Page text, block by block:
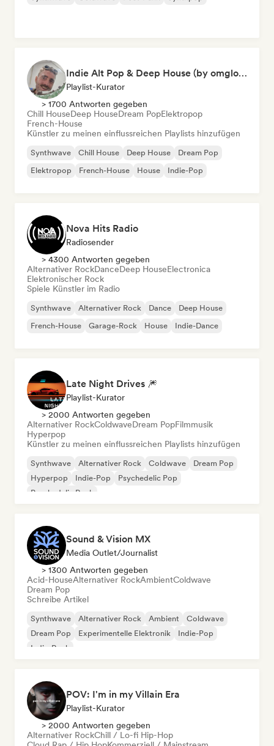
Indie Alt Pop & Deep House (by omglookitsRaph)
Playlist-Kurator
> 1700 Antworten gegeben
Chill HouseDeep HouseDream PopElektropop
French-House
Künstler zu meinen einflussreichen Playlists hinzufügen
Synthwave Chill House Deep House
Dream Pop
Elektropop
French-House House Indie-Pop
Nova Hits Radio
Radiosender
> 4300 Antworten gegeben
Alternativer RockDanceDeep HouseElectronica
Elektronischer Rock
Spiele Künstler im Radio
Synthwave Alternativer Rock Dance
Deep House
French-House
Garage-Rock House Indie-Dance
Late Night Drives 🎆
Playlist-Kurator
> 2000 Antworten gegeben
Alternativer RockColdwaveDream PopFilmmusik
Hyperpop
Künstler zu meinen einflussreichen Playlists hinzufügen
Synthwave Alternativer Rock Coldwave
Dream Pop
Hyperpop
Indie-Pop
Psychedelic Pop
Psychedelic Rock
Sound & Vision MX
Media Outlet/Journalist
> 1300 Antworten gegeben
Acid-HouseAlternativer RockAmbientColdwave
Dream Pop
Schreibe Artikel
Synthwave Alternativer Rock Ambient
Coldwave
Dream Pop
Experimentelle Elektronik
Indie-Pop
Indie-Rock
POV: I'm in my Villain Era
Playlist-Kurator
> 2000 Antworten gegeben
Alternativer RockChill / Lo-fi Hip-Hop